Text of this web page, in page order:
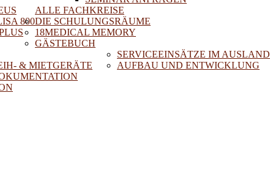
ALLE FACHKREISE
800DIE SCHULUNGSRÄUME
18MEDICAL MEMORY
GÄSTEBUCH
& MIETGERÄTE
SERVICEEINSÄTZE IM AUSLAND
AUFBAU UND ENTWICKLUNG